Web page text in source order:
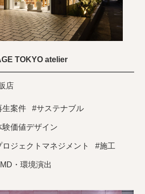
TOKYO atelier
店
生案件 #サステナブル
験価値デザイン
ロジェクトマネジメント #施工
・環境演出